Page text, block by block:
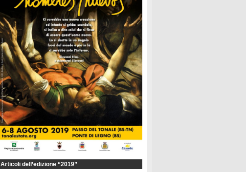
Articoli dell’edizione “2019”